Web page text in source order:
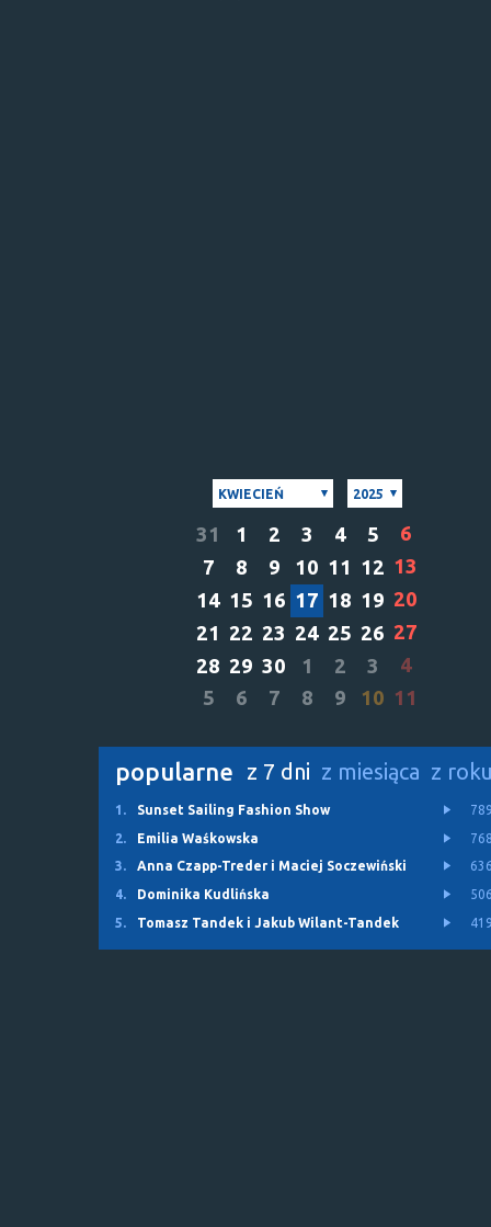
KWIECIEŃ 2025
31 1 2 3 4 5
6
7
8 9 10 11 12 13
14 15 16 17 18 19 20
21 22 23 24 25 26 27
28 29 30 1 2 3
4
5
6 7 8 9 10 11
popularne z 7 dni z miesiąca z
1. Sunset Sailing Fashion Show
2.
Emilia Waśkowska
3.
Anna Czapp-Treder i Maciej Soczewiński
4.
Dominika Kudlińska
5.
Tomasz Tandek i Jakub Wilant-Tandek